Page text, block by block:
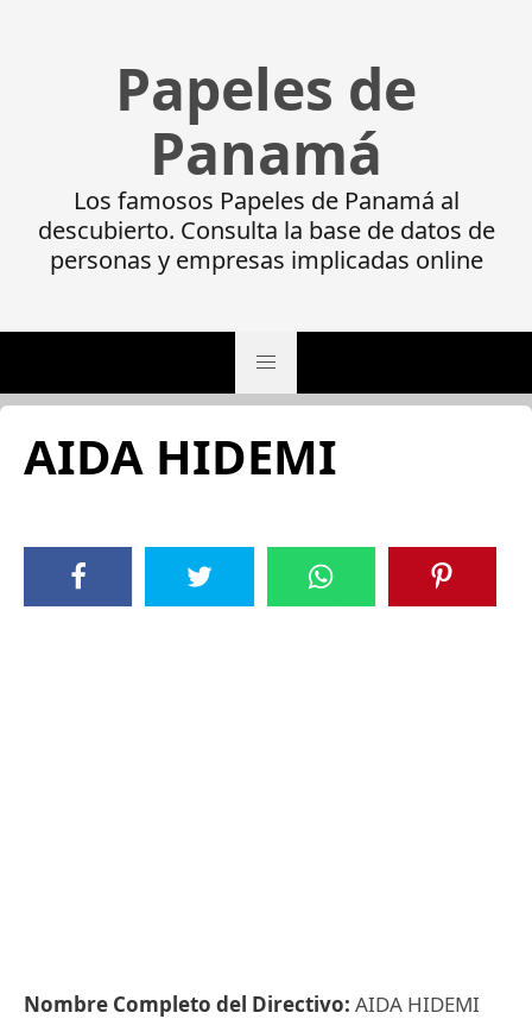
Papeles de
Panamá
Los famosos Papeles de Panamá al
descubierto. Consulta la base de datos de
personas y empresas implicadas online
AIDA HIDEMI
Nombre Completo del Directivo: AIDA HIDEMI